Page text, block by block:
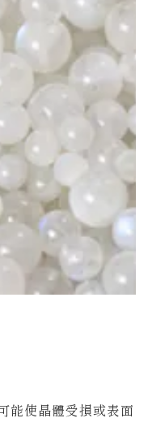
能使晶體受損或表面